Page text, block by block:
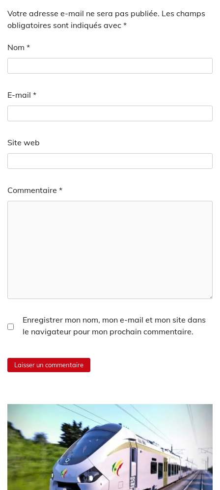
Votre adresse e-mail ne sera pas publiée. Les champs
obligatoires sont indiqués avec *
Nom *
E-mail *
Site web
Commentaire *
Enregistrer mon nom, mon e-mail et mon site dans
le navigateur pour mon prochain commentaire.